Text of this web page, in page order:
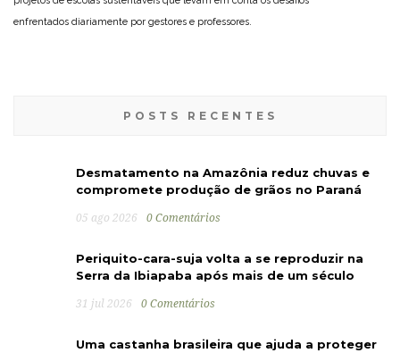
enfrentados diariamente por gestores e professores.
POSTS RECENTES
Desmatamento na Amazônia reduz chuvas e
compromete produção de grãos no Paraná
05 ago 2026 0 Comentários
Periquito-cara-suja volta a se reproduzir na
Serra da Ibiapaba após mais de um século
31 jul 2026 0 Comentários
Uma castanha brasileira que ajuda a proteger